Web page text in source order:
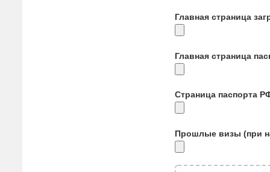
Главная страница
Главная страница
Страница паспорта
Прошлые визы (при